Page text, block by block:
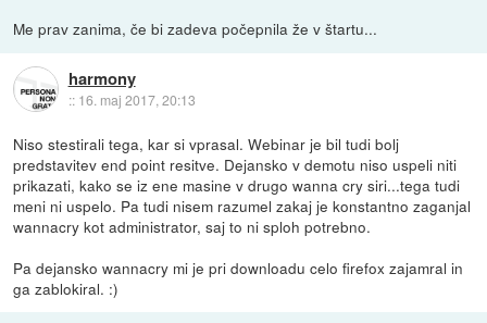
Me prav zanima, če bi zadeva počepnila že v štartu...
harmony
:: 16. maj 2017, 20:13
Niso stestirali tega, kar si vprasal. Webinar je bil tudi bolj
predstavitev end point resitve. Dejansko v demotu niso uspeli niti
prikazati, kako se iz ene masine v drugo wanna cry siri...tega tudi
meni ni uspelo. Pa tudi nisem razumel zakaj je konstantno zaganjal
wannacry kot administrator, saj to ni sploh potrebno.
Pa dejansko wannacry mi je pri downloadu celo firefox zajamral in
ga zablokiral. :)